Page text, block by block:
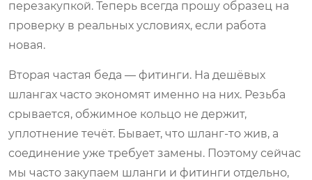
перезакупкой. Теперь всегда прошу образец на
проверку в реальных условиях, если работа
новая.
Вторая частая беда — фитинги. На дешёвых
шлангах часто экономят именно на них. Резьба
срывается, обжимное кольцо не держит,
уплотнение течёт. Бывает, что шланг-то жив, а
соединение уже требует замены. Поэтому сейчас
мы часто закупаем шланги и фитинги отдельно,